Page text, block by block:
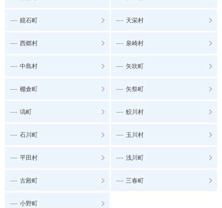
--- 鏡石町 --- 天栄村
--- 西郷村 --- 泉崎村
--- 中島村 --- 矢吹町
--- 棚倉町 --- 矢祭町
--- 塙町 --- 鮫川村
--- 石川町 --- 玉川村
--- 平田村 --- 浅川町
--- 古殿町 --- 三春町
--- 小野町